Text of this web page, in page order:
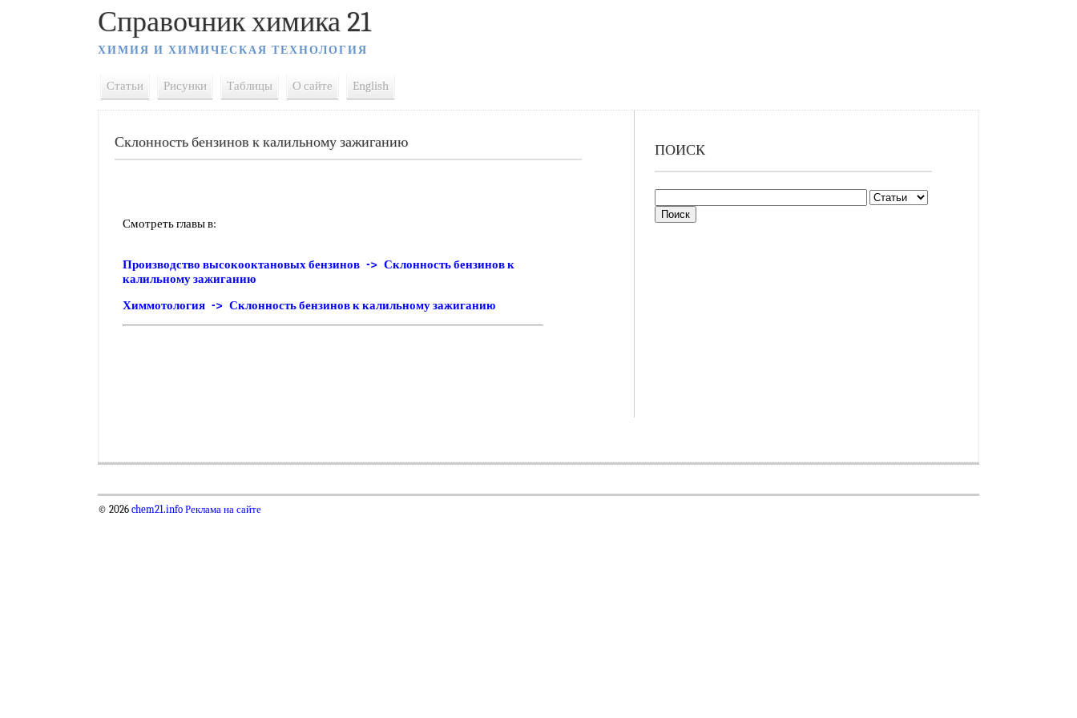
Справочник химика 21
ХИМИЯ И ХИМИЧЕСКАЯ ТЕХНОЛОГИЯ
Статьи Рисунки Таблицы О сайте English
Склонность бензинов к калильному зажиганию
Смотреть главы в:
Производство высокооктановых бензинов -> Склонность бензинов к
калильному зажиганию
Химмотология -> Склонность бензинов к калильному зажиганию
ПОИСК
© 2026 chem21.info Реклама на сайте